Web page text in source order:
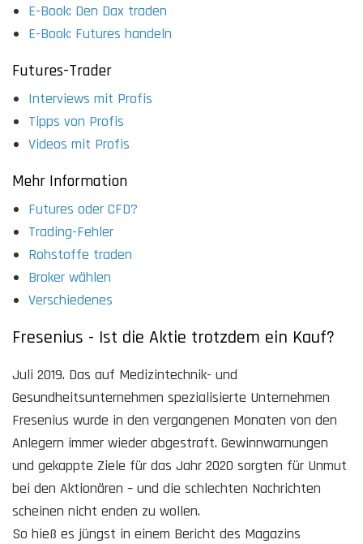
E-Book: Den Dax traden
E-Book: Futures handeln
Futures-Trader
Interviews mit Profis
Tipps von Profis
Videos mit Profis
Mehr Information
Futures oder CFD?
Trading-Fehler
Rohstoffe traden
Broker wählen
Verschiedenes
Fresenius - Ist die Aktie trotzdem ein Kauf?
Juli 2019. Das auf Medizintechnik- und
Gesundheitsunternehmen spezialisierte Unternehmen
Fresenius wurde in den vergangenen Monaten von den
Anlegern immer wieder abgestraft. Gewinnwarnungen
und gekappte Ziele für das Jahr 2020 sorgten für Unmut
bei den Aktionären – und die schlechten Nachrichten
scheinen nicht enden zu wollen.
So hieß es jüngst in einem Bericht des Magazins